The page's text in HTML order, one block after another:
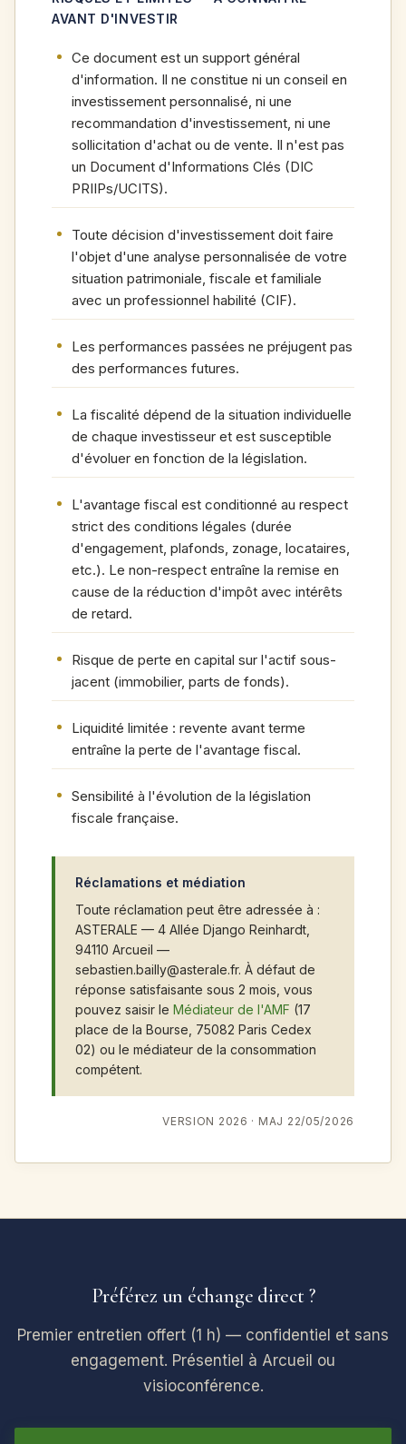
AVANT D'INVESTIR
Ce document est un support général
d'information. Il ne constitue ni un conseil en
investissement personnalisé, ni une
recommandation d'investissement, ni une
sollicitation d'achat ou de vente. Il n'est pas
un Document d'Informations Clés (DIC
PRIIPs/UCITS).
Toute décision d'investissement doit faire
l'objet d'une analyse personnalisée de votre
situation patrimoniale, fiscale et familiale
avec un professionnel habilité (CIF).
Les performances passées ne préjugent pas
des performances futures.
La fiscalité dépend de la situation individuelle
de chaque investisseur et est susceptible
d'évoluer en fonction de la législation.
L'avantage fiscal est conditionné au respect
strict des conditions légales (durée
d'engagement, plafonds, zonage, locataires,
etc.). Le non-respect entraîne la remise en
cause de la réduction d'impôt avec intérêts
de retard.
Risque de perte en capital sur l'actif sous-
jacent (immobilier, parts de fonds).
Liquidité limitée : revente avant terme
entraîne la perte de l'avantage fiscal.
Sensibilité à l'évolution de la législation
fiscale française.
Réclamations et médiation
Toute réclamation peut être adressée à :
ASTERALE — 4 Allée Django Reinhardt,
94110 Arcueil —
sebastien.bailly@asterale.fr. À défaut de
réponse satisfaisante sous 2 mois, vous
pouvez saisir le Médiateur de l'AMF (17
place de la Bourse, 75082 Paris Cedex
02) ou le médiateur de la consommation
compétent.
VERSION 2026 · MAJ 22/05/2026
Préférez un échange direct ?
Premier entretien offert (1 h) — confidentiel et sans
engagement. Présentiel à Arcueil ou
visioconférence.